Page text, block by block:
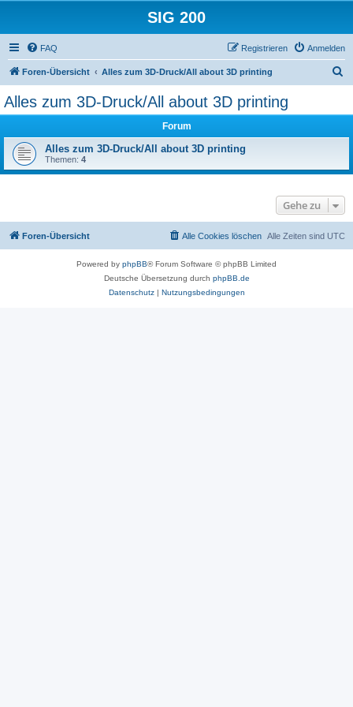
SIG 200
FAQ Anmelden
Registrieren
Foren-Übersicht Alles zum 3D-Druck/All about 3D printing
Alles zum 3D-Druck/All about 3D printing
Forum
Alles zum 3D-Druck/All about 3D printing
Themen: 4
Gehe zu
Foren-Übersicht Alle Zeiten sind UTC
Alle Cookies löschen
Powered by phpBB® Forum Software © phpBB Limited
Deutsche Übersetzung durch phpBB.de
Datenschutz| Nutzungsbedingungen